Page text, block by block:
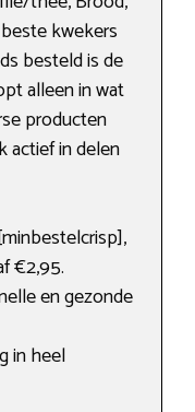
kwekers
besteld is de
alleen in wat
producten
actief in delen
€2,95.
en gezonde
in heel